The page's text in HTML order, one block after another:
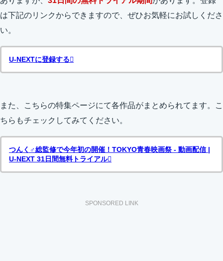
は下記のリンクからできますので、ぜひお気軽にお試しくださ
い。
U-NEXTに登録する
また、こちらの特集ページにて各作品がまとめられてます。こ
ちらもチェックしてみてください。
つんく♂総監修で今年初の開催！TOKYO青春映画祭 - 動画配信 |
U-NEXT 31日間無料トライアル
SPONSORED LINK